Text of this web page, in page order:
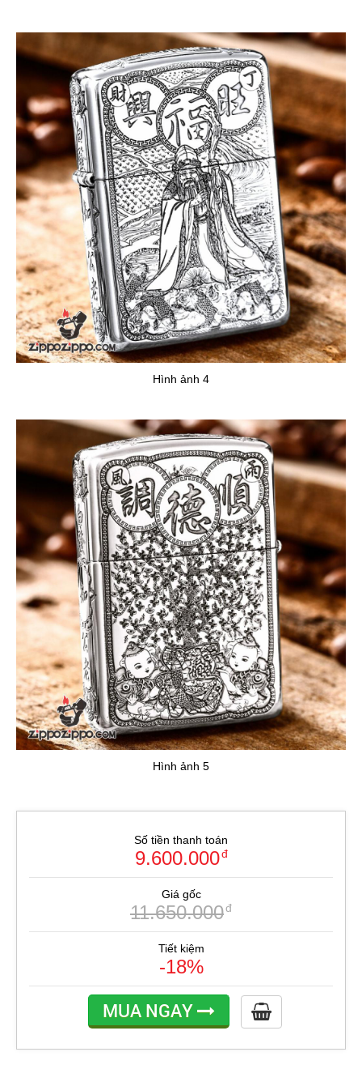
Hình ảnh 4
Hình ảnh 5
Số tiền thanh toán
9.600.000đ
Giá gốc
11.650.000đ
Tiết kiệm
-18%
MUA NGAY